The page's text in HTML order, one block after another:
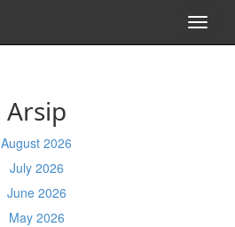
Arsip
August 2026
July 2026
June 2026
May 2026